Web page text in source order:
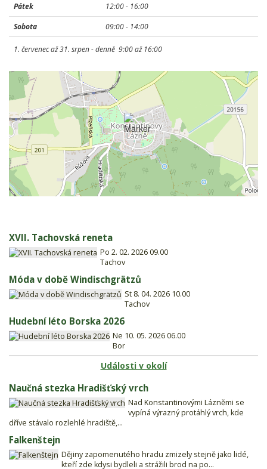
Pátek
12:00 - 16:00
Sobota
09:00 - 14:00
1. červenec až 31. srpen - denně 9:00 až 16:00
XVII. Tachovská reneta
Po 2. 02. 2026 09.00
Tachov
Móda v době Windischgrätzů
St 8. 04. 2026 10.00
Tachov
Hudební léto Borska 2026
Ne 10. 05. 2026 06.00
Bor
Události v okolí
Naučná stezka Hradišťský vrch
Nad Konstantinovými Lázněmi se
vypíná výrazný protáhlý vrch, kde
dříve stávalo rozlehlé hradiště,...
Falkenštejn
Dějiny zapomenutého hradu zmizely stejně jako lidé,
kteří zde kdysi bydleli a strážili brod na po...